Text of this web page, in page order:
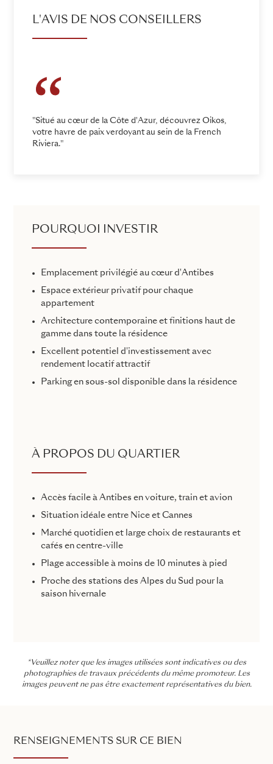
L'AVIS DE NOS CONSEILLERS
"Situé au cœur de la Côte d'Azur, découvrez Oikos,
votre havre de paix verdoyant au sein de la French
Riviera."
POURQUOI INVESTIR
Emplacement privilégié au cœur d'Antibes
Espace extérieur privatif pour chaque
appartement
Architecture contemporaine et finitions haut de
gamme dans toute la résidence
Excellent potentiel d'investissement avec
rendement locatif attractif
Parking en sous-sol disponible dans la résidence
À PROPOS DU QUARTIER
Accès facile à Antibes en voiture, train et avion
Situation idéale entre Nice et Cannes
Marché quotidien et large choix de restaurants et
cafés en centre-ville
Plage accessible à moins de 10 minutes à pied
Proche des stations des Alpes du Sud pour la
saison hivernale
*Veuillez noter que les images utilisées sont indicatives ou des
photographies de travaux précédents du même promoteur. Les
images peuvent ne pas être exactement représentatives du bien.
RENSEIGNEMENTS SUR CE BIEN